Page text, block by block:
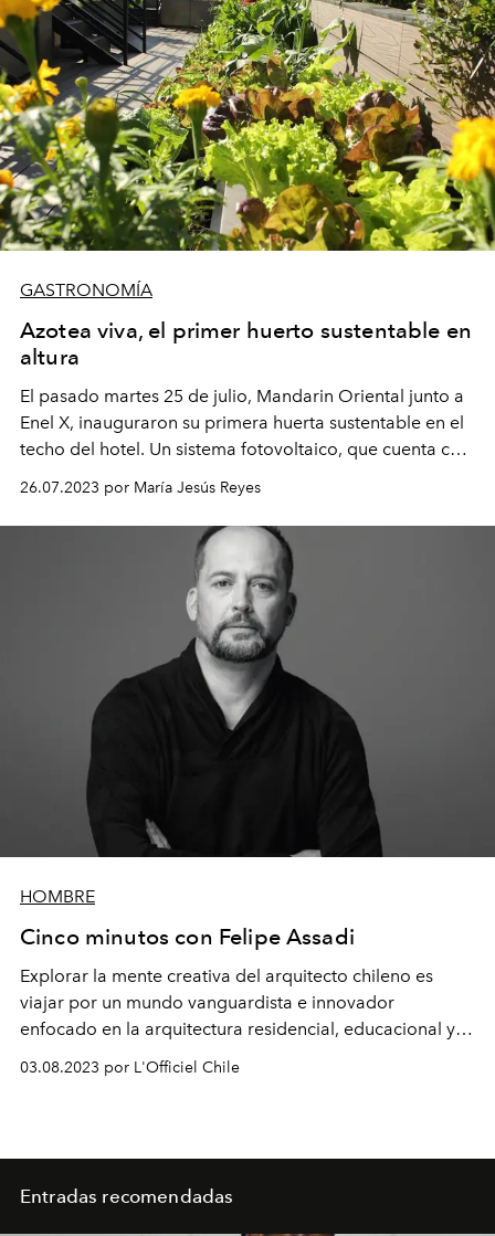
GASTRONOMÍA
Azotea viva, el primer huerto sustentable en
altura
El pasado martes 25 de julio, Mandarin Oriental junto a
Enel X, inauguraron su primera huerta sustentable en el
techo del hotel. Un sistema fotovoltaico, que cuenta con
verduras y hortalizas.
26.07.2023 por María Jesús Reyes
HOMBRE
Cinco minutos con Felipe Assadi
Explorar la mente creativa del arquitecto chileno es
viajar por un mundo vanguardista e innovador
enfocado en la arquitectura residencial, educacional y el
diseño. Sus proyectos van desde talleres de pintura,
pasando por hoteles y casas, hasta colaboraciones con
03.08.2023 por L'Officiel Chile
Entradas recomendadas